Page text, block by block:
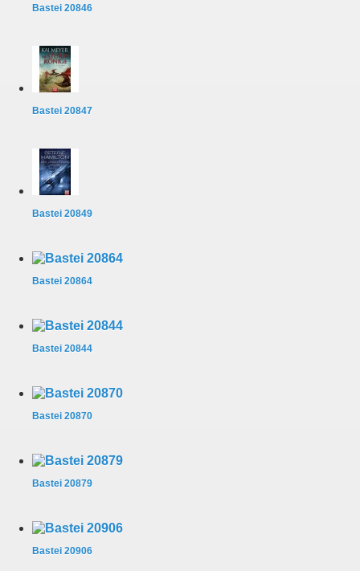
Bastei 20846
Bastei 20847
Bastei 20849
Bastei 20864
Bastei 20844
Bastei 20870
Bastei 20879
Bastei 20906